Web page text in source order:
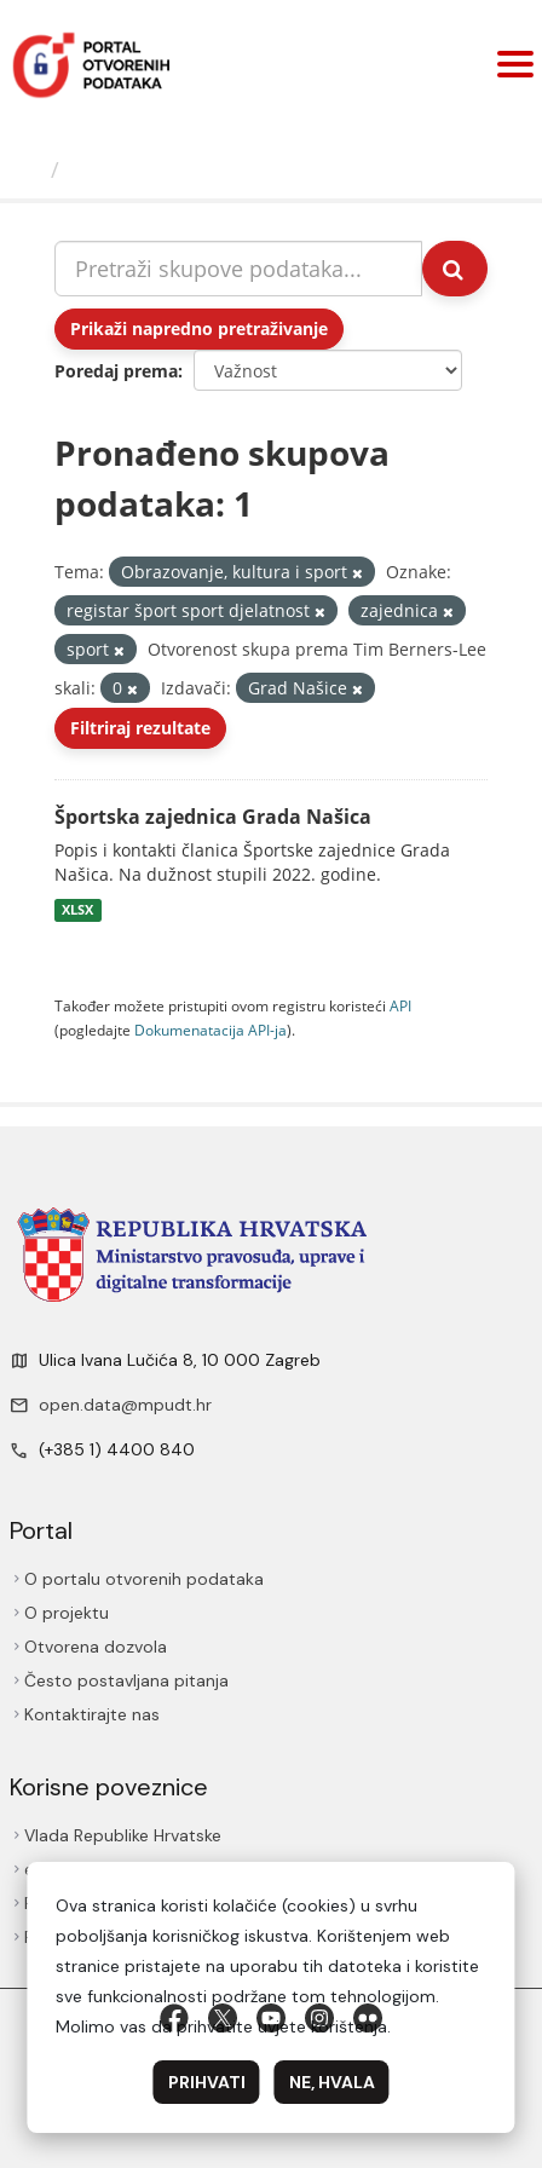
sadržaj
Prikaži napredno pretraživanje
Poredaj prema
Pronađeno skupova
podataka: 1
Tema: Obrazovanje, kultura i sport
Oznake:
registar šport sport djelatnost
zajednica
sport
Otvorenost skupa prema Tim Berners-Lee
skali:
0 Izdavači:
Grad Našice
Filtriraj rezultate
Športska zajednica Grada Našica
Popis i kontakti članica Športske zajednice Grada
Našica. Na dužnost stupili 2022. godine.
XLSX
Također možete pristupiti ovom registru koristeći API
(pogledajte Dokumenаtаcijа API-jа).